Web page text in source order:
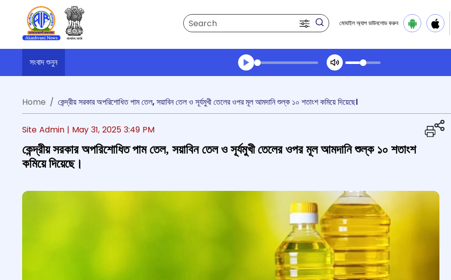
Search মোবাইল অ্যাপ ডাউনলোড করুন
সংবাদ শুনুন
Transcript summary
Home
কেন্দ্রীয় সরকার অপরিশোধিত পাম তেল, সয়াবিন তেল ও সূর্যমুখী তেলের ওপর মূল আমদানি শুল্ক ১০ শতাংশ কমিয়ে দিয়েছে।
Site Admin | May 31, 2025 3:49 PM
কেন্দ্রীয় সরকার অপরিশোধিত পাম তেল, সয়াবিন তেল ও সূর্যমুখী তেলের ওপর মূল আমদানি শুল্ক ১০ শতাংশ
কমিয়ে দিয়েছে।